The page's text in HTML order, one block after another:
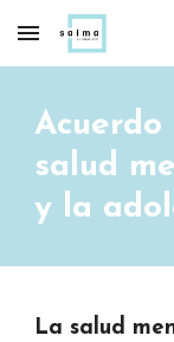
Skip to main
Acuerdo
salud
y la
La salud